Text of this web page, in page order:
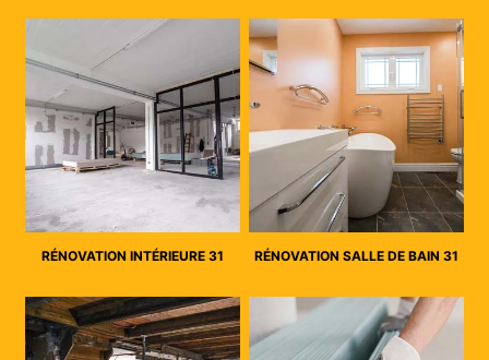
RÉNOVATION INTÉRIEURE 31 RÉNOVATION SALLE DE BAIN 31